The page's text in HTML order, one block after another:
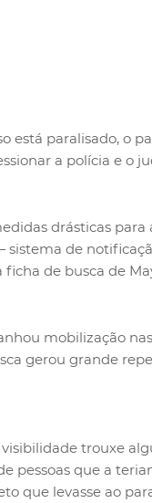
está paralisado, o
a polícia e o
drásticas
de
de busca de
mobilização
gerou grande
trouxe
pessoas que a
que levasse ao